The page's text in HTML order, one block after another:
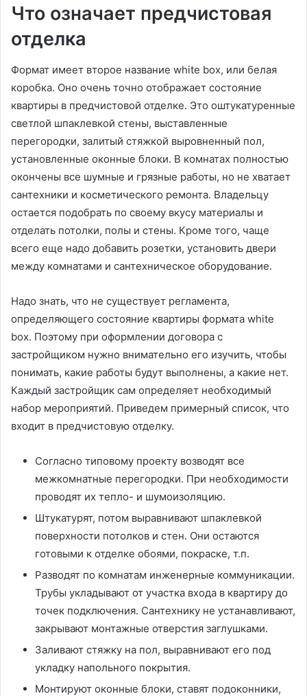
Что означает предчистовая
отделка
Формат имеет второе название white box, или белая
коробка. Оно очень точно отображает состояние
квартиры в предчистовой отделке. Это оштукатуренные
светлой шпаклевкой стены, выставленные
перегородки, залитый стяжкой выровненный пол,
установленные оконные блоки. В комнатах полностью
окончены все шумные и грязные работы, но не хватает
сантехники и косметического ремонта. Владельцу
остается подобрать по своему вкусу материалы и
отделать потолки, полы и стены. Кроме того, чаще
всего еще надо добавить розетки, установить двери
между комнатами и сантехническое оборудование.
Надо знать, что не существует регламента,
определяющего состояние квартиры формата white
box. Поэтому при оформлении договора с
застройщиком нужно внимательно его изучить, чтобы
понимать, какие работы будут выполнены, а какие нет.
Каждый застройщик сам определяет необходимый
набор мероприятий. Приведем примерный список, что
входит в предчистовую отделку.
Согласно типовому проекту возводят все
межкомнатные перегородки. При необходимости
проводят их тепло- и шумоизоляцию.
Штукатурят, потом выравнивают шпаклевкой
поверхности потолков и стен. Они остаются
готовыми к отделке обоями, покраске, т.п.
Разводят по комнатам инженерные коммуникации.
Трубы укладывают от участка входа в квартиру до
точек подключения. Сантехнику не устанавливают,
закрывают монтажные отверстия заглушками.
Заливают стяжку на пол, выравнивают его под
укладку напольного покрытия.
Монтируют оконные блоки, ставят подоконники,